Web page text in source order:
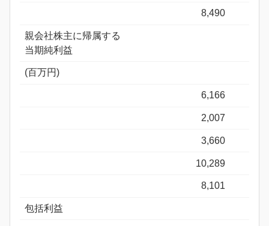
8,490
親会社株主に帰属する
当期純利益
(百万円)
6,166
2,007
3,660
10,289
8,101
包括利益